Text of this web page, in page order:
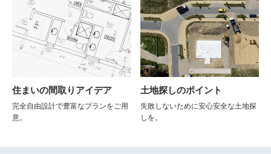
住まいの間取りアイデア
完全自由設計で豊富なプランをご用
意。
土地探しのポイント
失敗しないために安心安全な土地探
しを。